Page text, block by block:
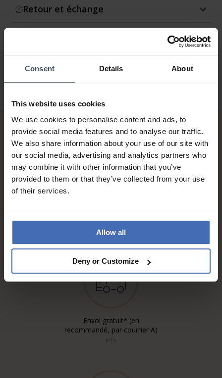
Consent Details About
This website uses cookies
We use cookies to personalise content and ads, to
provide social media features and to analyse our traffic.
We also share information about your use of our site with
our social media, advertising and analytics partners who
may combine it with other information that you’ve
provided to them or that they’ve collected from your use
of their services.
Allow all
Deny or Customize
Retour et échange
5'000.-)
Envoi gratuit* (en
recommandé, par courrier A)